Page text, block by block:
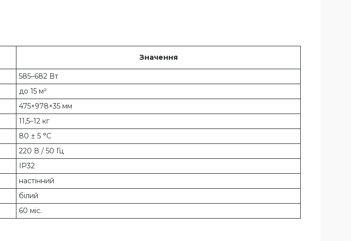
Значення
585–682 Вт
до 15 м²
475×978×35 мм
11,5–12 кг
80 ± 5 °С
220 В / 50 Гц
IP32
настінний
білий
60 міс.